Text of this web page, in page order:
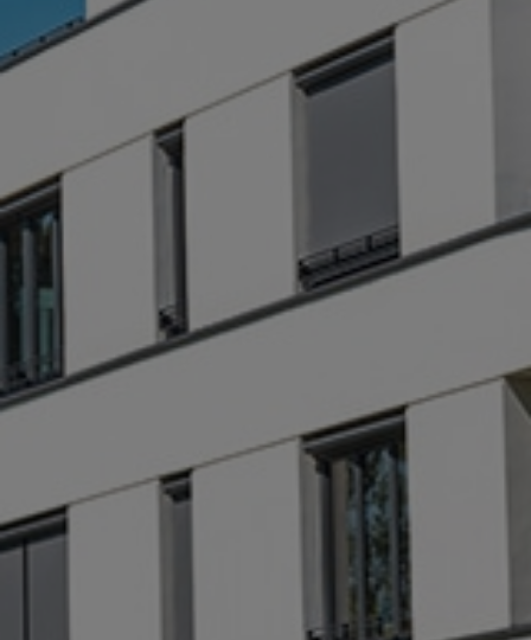
En
monopropriété
Audit énergétique
pour les biens en
monopropriété avec un DPE
classé F ou G à compter du
EN SAVOIR + DEVIS IMMEDIAT